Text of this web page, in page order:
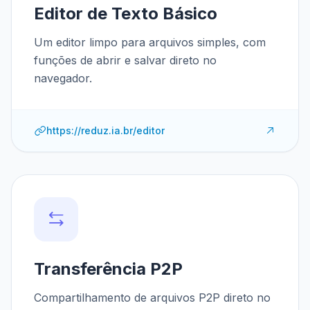
Editor de Texto Básico
Um editor limpo para arquivos simples, com
funções de abrir e salvar direto no
navegador.
https://reduz.ia.br/editor
Transferência P2P
Compartilhamento de arquivos P2P direto no